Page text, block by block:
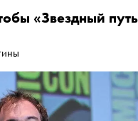
«Звездный